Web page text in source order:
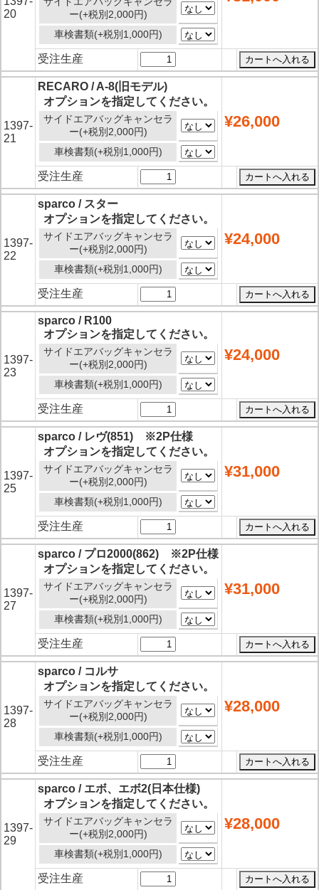
20
ー(+税別2,000円)
車検書類(+税別1,000円)
受注生産
1397-
21
RECARO / A-8(旧モデル)
オプションを指定してください。
サイドエアバッグキャンセラ
ー(+税別2,000円)
車検書類(+税別1,000円)
¥26,000
受注生産
1397-
22
sparco / スター
オプションを指定してください。
サイドエアバッグキャンセラ
ー(+税別2,000円)
車検書類(+税別1,000円)
¥24,000
受注生産
1397-
23
sparco / R100
オプションを指定してください。
サイドエアバッグキャンセラ
ー(+税別2,000円)
車検書類(+税別1,000円)
¥24,000
受注生産
1397-
25
sparco / レヴ(851) ※2P仕様
オプションを指定してください。
サイドエアバッグキャンセラ
ー(+税別2,000円)
車検書類(+税別1,000円)
¥31,000
受注生産
1397-
27
sparco / プロ2000(862) ※2P仕様
オプションを指定してください。
サイドエアバッグキャンセラ
ー(+税別2,000円)
車検書類(+税別1,000円)
¥31,000
受注生産
1397-
28
sparco / コルサ
オプションを指定してください。
サイドエアバッグキャンセラ
ー(+税別2,000円)
車検書類(+税別1,000円)
¥28,000
受注生産
1397-
29
sparco / エボ、エボ2(日本仕様)
オプションを指定してください。
サイドエアバッグキャンセラ
ー(+税別2,000円)
車検書類(+税別1,000円)
¥28,000
受注生産